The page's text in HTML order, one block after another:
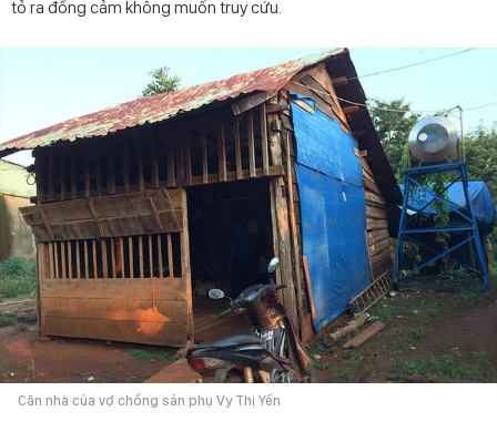
tỏ ra đồng cảm không muốn truy cứu.
Căn nhà của vợ chồng sản phụ Vy Thị Yến